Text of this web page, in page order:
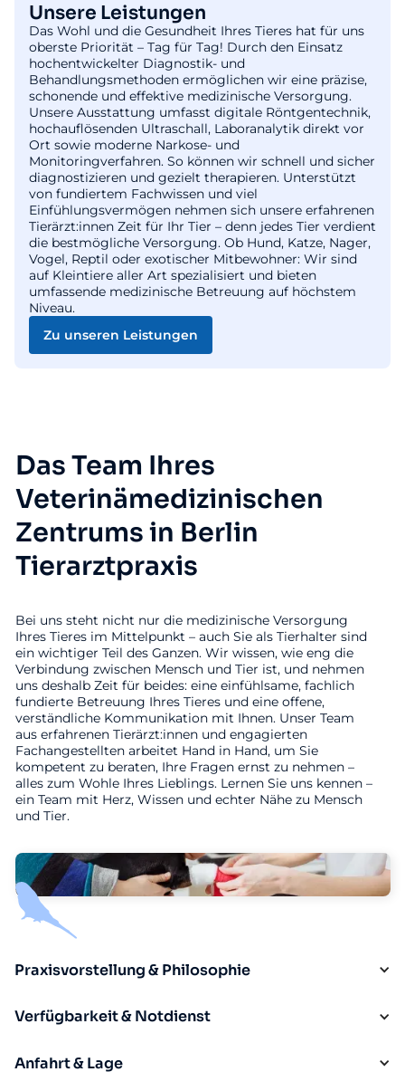
Unsere Leistungen
Das Wohl und die Gesundheit Ihres Tieres hat für uns
oberste Priorität – Tag für Tag! Durch den Einsatz
hochentwickelter Diagnostik- und
Behandlungsmethoden ermöglichen wir eine präzise,
schonende und effektive medizinische Versorgung.
Unsere Ausstattung umfasst digitale Röntgentechnik,
hochauflösenden Ultraschall, Laboranalytik direkt vor
Ort sowie moderne Narkose- und
Monitoringverfahren. So können wir schnell und sicher
diagnostizieren und gezielt therapieren. Unterstützt
von fundiertem Fachwissen und viel
Einfühlungsvermögen nehmen sich unsere erfahrenen
Tierärzt:innen Zeit für Ihr Tier – denn jedes Tier verdient
die bestmögliche Versorgung. Ob Hund, Katze, Nager,
Vogel, Reptil oder exotischer Mitbewohner: Wir sind
auf Kleintiere aller Art spezialisiert und bieten
umfassende medizinische Betreuung auf höchstem
Niveau.
Zu unseren Leistungen
Das Team Ihres
Veterinämedizinischen
Zentrums in Berlin
Tierarztpraxis
Bei uns steht nicht nur die medizinische Versorgung
Ihres Tieres im Mittelpunkt – auch Sie als Tierhalter sind
ein wichtiger Teil des Ganzen. Wir wissen, wie eng die
Verbindung zwischen Mensch und Tier ist, und nehmen
uns deshalb Zeit für beides: eine einfühlsame, fachlich
fundierte Betreuung Ihres Tieres und eine offene,
verständliche Kommunikation mit Ihnen. Unser Team
aus erfahrenen Tierärzt:innen und engagierten
Fachangestellten arbeitet Hand in Hand, um Sie
kompetent zu beraten, Ihre Fragen ernst zu nehmen –
alles zum Wohle Ihres Lieblings. Lernen Sie uns kennen –
ein Team mit Herz, Wissen und echter Nähe zu Mensch
und Tier.
Praxisvorstellung & Philosophie
Verfügbarkeit & Notdienst
Anfahrt & Lage